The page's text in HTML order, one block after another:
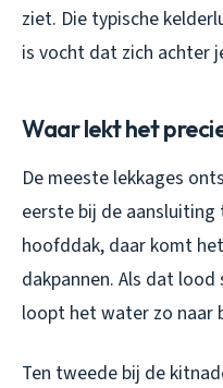
ziet. Die typische
is vocht dat zich achter
Waar lekt het
De meeste lekkages
eerste bij de aansluiting
hoofddak, daar komt
dakpannen. Als dat
loopt het water zo naar
Ten tweede bij de